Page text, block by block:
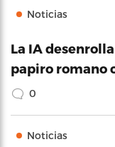
Noticias
La IA
papiro romano
0
Noticias